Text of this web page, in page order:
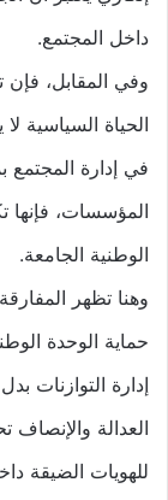
داخل المجتمع.
وفي المقابل، فإن
الحياة السياسية
في إدارة المجتمع
المؤسسات، فإنها
الوطنية الجامعة.
وهنا تظهر
حماية الوحدة
إدارة التوازنات
العدالة والإنصاف
للهويات الضيقة